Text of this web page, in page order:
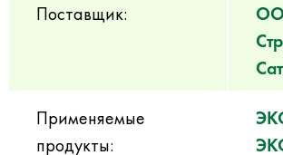
Поставщик:
Применяемые
продукты: